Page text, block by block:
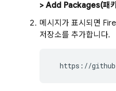
> Add Packages(패
메시지가 표시되면
저장소를 추가합니다.
https://